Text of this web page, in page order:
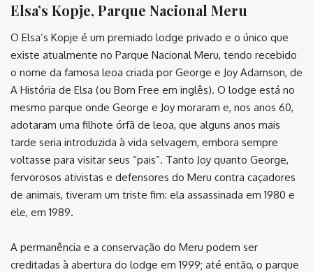
Elsa’s Kopje, Parque Nacional Meru
O Elsa’s Kopje é um premiado lodge privado e o único que
existe atualmente no Parque Nacional Meru, tendo recebido
o nome da famosa leoa criada por George e Joy Adamson, de
A História de Elsa (ou Born Free em inglês). O lodge está no
mesmo parque onde George e Joy moraram e, nos anos 60,
adotaram uma filhote órfã de leoa, que alguns anos mais
tarde seria introduzida à vida selvagem, embora sempre
voltasse para visitar seus “pais”. Tanto Joy quanto George,
fervorosos ativistas e defensores do Meru contra caçadores
de animais, tiveram um triste fim: ela assassinada em 1980 e
ele, em 1989.
A permanência e a conservação do Meru podem ser
creditadas à abertura do lodge em 1999; até então, o parque